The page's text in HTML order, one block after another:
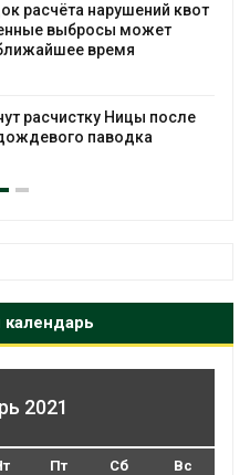
расчёта нарушений квот
выбросы может
время
расчистку Ницы после
паводка
2021
Пт Сб Вс